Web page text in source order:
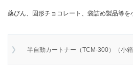
薬びん、固形チョコレート、袋詰め製品等を
半自動カートナー（TCM-300）（小箱